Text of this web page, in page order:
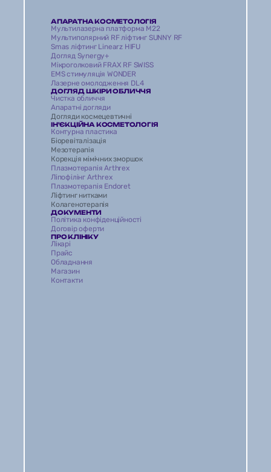
АПАРАТНА КОСМЕТОЛОГІЯ
Мультилазерна платформа M22
Мультиполярний RF ліфтинг SUNNY RF
Smas ліфтинг Linearz HIFU
Догляд Synergy+
Мікроголковий FRAX RF SWISS
EMS стимуляція WONDER
Лазерне омолодження DL4
ДОГЛЯД ШКІРИ ОБЛИЧЧЯ
Чистка обличчя
Апаратні догляди
Догляди космецевтичні
ІН'ЄКЦІЙНА КОСМЕТОЛОГІЯ
Контурна пластика
Біоревіталізація
Мезотерапія
Корекція мімічних зморшок
Плазмотерапія Arthrex
Ліпофілінг Arthrex
Плазмотерапія Endoret
Ліфтинг нитками
Колагенотерапія
ДОКУМЕНТИ
Політика конфіденційності
Договір оферти
ПРО КЛІНІКУ
Лікарі
Прайс
Обладнання
Магазин
Контакти